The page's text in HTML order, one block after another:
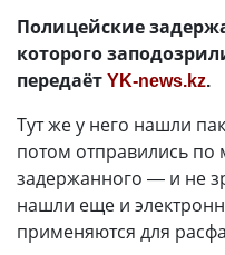
Полицейские
которого
передаётYK-news.kz.
Тут же у него нашли
потом отправились по
задержанного — и не
нашли еще и
применяются для